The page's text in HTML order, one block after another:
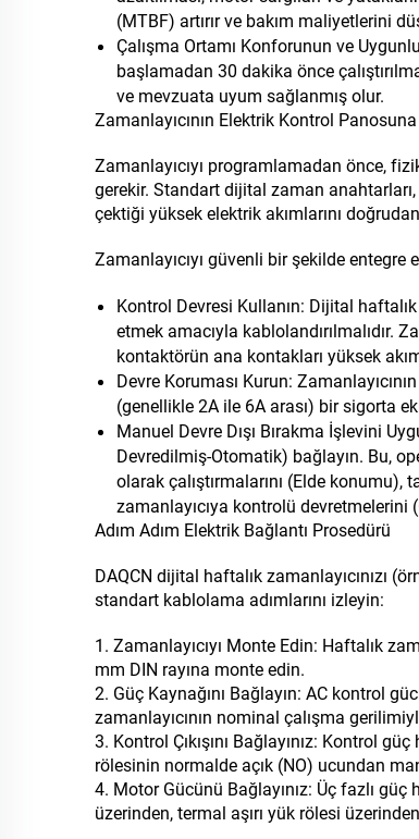
(MTBF) artırır ve bakım maliyetlerini
Çalışma Ortamı Konforunun ve
başlamadan 30 dakika önce
ve mevzuata uyum sağlanmış olur.
Zamanlayıcının Elektrik Kontrol
Zamanlayıcıyı programlamadan önce,
gerekir. Standart dijital zaman
çektiği yüksek elektrik akımlarını
Zamanlayıcıyı güvenli bir şekilde entegre
Kontrol Devresi Kullanın: Dijital
etmek amacıyla kablolandırılmalıdır.
kontaktörün ana kontakları yüksek
Devre Koruması Kurun:
(genellikle 2A ile 6A arası) bir sigorta
Manuel Devre Dışı Bırakma İşlevini
Devredilmiş-Otomatik) bağlayın. Bu,
olarak çalıştırmalarını (Elde
zamanlayıcıya kontrolü
Adım Adım Elektrik Bağlantı Prosedürü
DAQCN dijital haftalık zamanlayıcınızı
standart kablolama adımlarını izleyin:
1. Zamanlayıcıyı Monte Edin: Haftalık
mm DIN rayına monte edin.
2. Güç Kaynağını Bağlayın: AC kontrol
zamanlayıcının nominal çalışma
3. Kontrol Çıkışını Bağlayınız: Kontrol
rölesinin normalde açık (NO) ucundan
4. Motor Gücünü Bağlayınız: Üç fazlı
üzerinden, termal aşırı yük rölesi